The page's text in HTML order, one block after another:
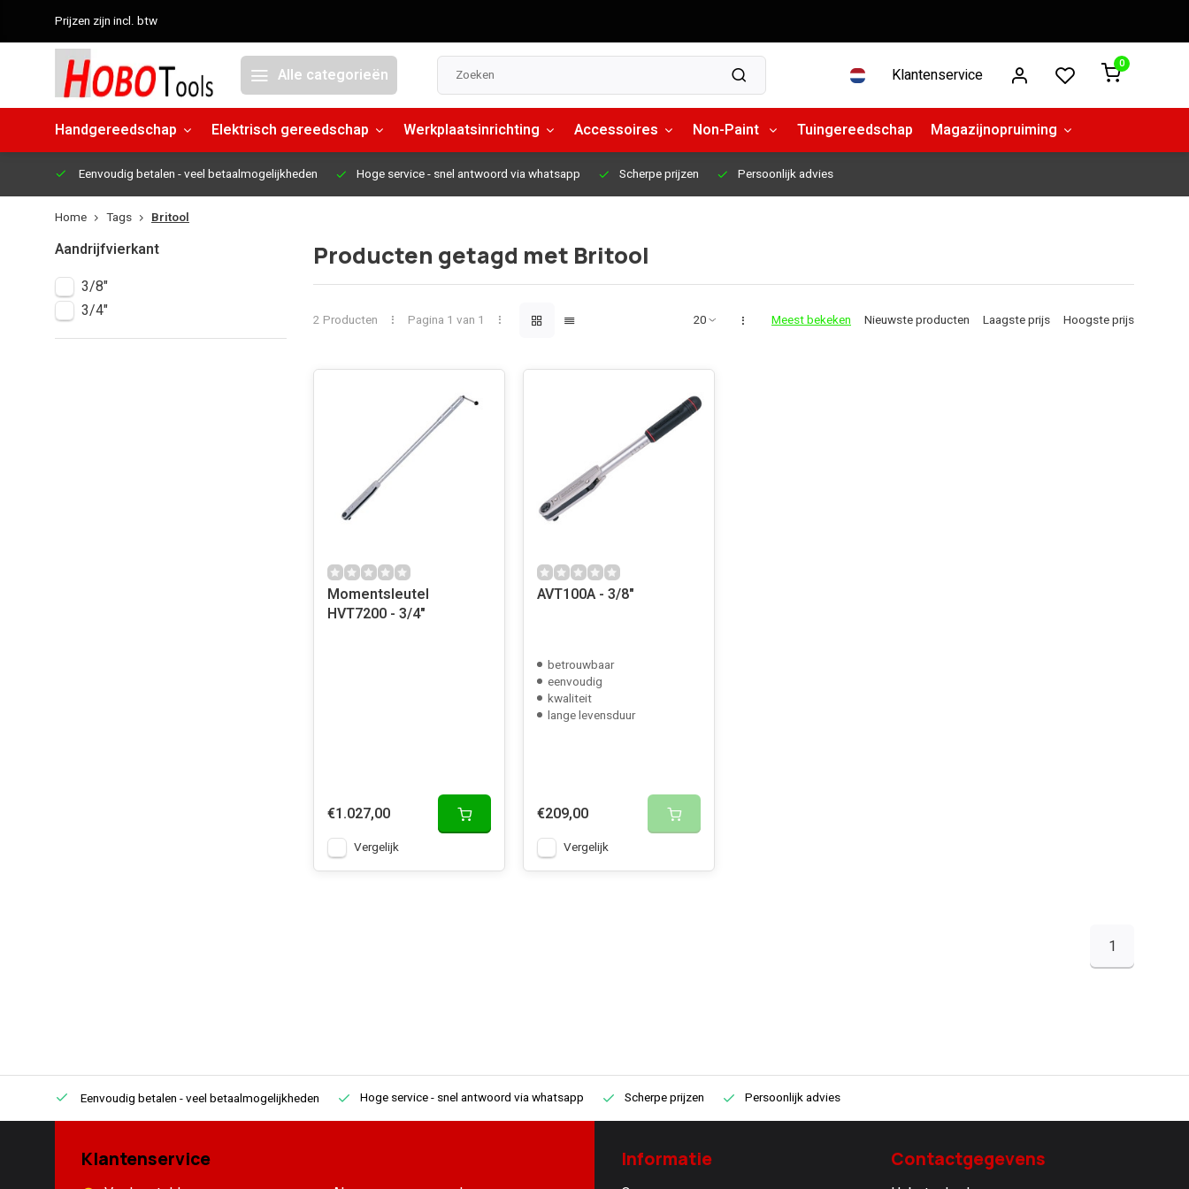
Prijzen zijn incl. btw
Alle categorieën Klantenservice
0
Handgereedschap Elektrisch gereedschap Werkplaatsinrichting Accessoires Non-Paint Tuingereedschap Magazijnopruiming
Eenvoudig betalen - veel betaalmogelijkheden Hoge service- snel antwoord via whatsapp Scherpe prijzen Persoonlijk advies
Home Tags Britool
Aandrijfvierkant
3/8"
3/4"
Producten getagd met Britool
2 Producten Pagina 1 van 1 Meest bekeken Nieuwste producten Laagste prijs Hoogste prijs
Momentsleutel
HVT7200 - 3/4"
€1.027,00
Vergelijk
AVT100A - 3/8"
betrouwbaar
eenvoudig
kwaliteit
lange levensduur
€209,00
Vergelijk
1
Eenvoudig betalen - veel betaalmogelijkheden Hoge service- snel antwoord via whatsapp Scherpe prijzen Persoonlijk advies
Klantenservice Informatie Contactgegevens